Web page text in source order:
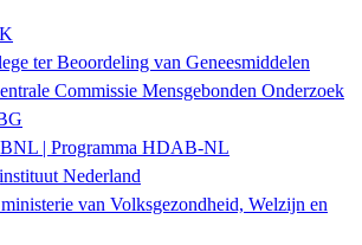
ter Beoordeling van Geneesmiddelen
Commissie Mensgebonden Onderzoek
| Programma HDAB-NL
Nederland
ministerie van Volksgezondheid, Welzijn en